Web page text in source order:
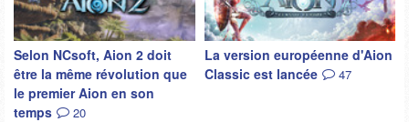
Selon NCsoft, Aion 2 doit
être la même révolution que
le premier Aion en son
temps
20
La version européenne d'Aion
Classic est lancée
47